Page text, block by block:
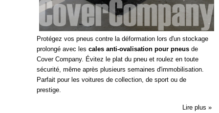
Protégez vos pneus contre la déformation lors d'un stockage
prolongé avec les cales anti-ovalisation pour pneus de
Cover Company. Évitez le plat du pneu et roulez en toute
sécurité, même après plusieurs semaines d'immobilisation.
Parfait pour les voitures de collection, de sport ou de
prestige.
Lire plus »